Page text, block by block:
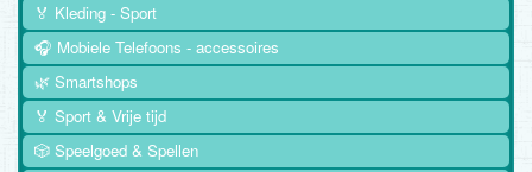
🏅 Kleding - Sport
🎧 Mobiele Telefoons - accessoires
🌿 Smartshops
🏅 Sport & Vrije tijd
🎲 Speelgoed & Spellen